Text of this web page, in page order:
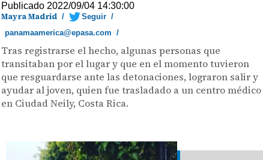
Publicado 2022/09/04 14:30:00
Mayra Madrid / Seguir /
panamaamerica@epasa.com /
Tras registrarse el hecho, algunas personas que
transitaban por el lugar y que en el momento tuvieron
que resguardarse ante las detonaciones, lograron salir y
ayudar al joven, quien fue trasladado a un centro médico
en Ciudad Neily, Costa Rica.